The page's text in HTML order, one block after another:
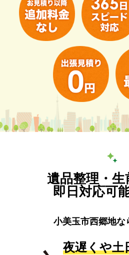
遺品整理・生
即日対応可
小美玉市西郷地な
夜遅くや土